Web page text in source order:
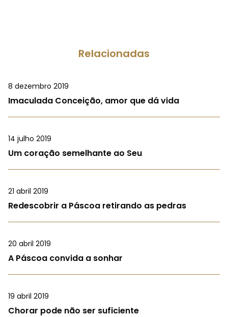
Relacionadas
8 dezembro 2019
Imaculada Conceição, amor que dá vida
14 julho 2019
Um coração semelhante ao Seu
21 abril 2019
Redescobrir a Páscoa retirando as pedras
20 abril 2019
A Páscoa convida a sonhar
19 abril 2019
Chorar pode não ser suficiente